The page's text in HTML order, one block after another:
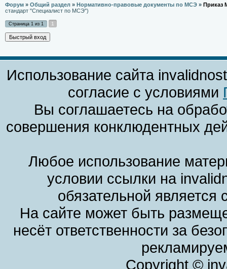
Форум » Общий раздел » Нормативно-правовые документы по МСЭ » Приказ
стандарт "Специалист по МСЭ")
Страница 1 из 1 1
Использование сайта
согласие с условиями
Вы соглашаетесь на
совершения конклюдентных
Любое использование
условии ссылки на
обязательной
На сайте может быть
несёт ответственности за
Copyright ©